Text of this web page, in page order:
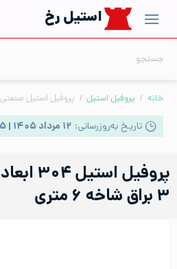
content
استیل رخ
خانه / پروفیل استیل / پروفیل استیل صنعتی
تاریخ به‌روزرسانی: ۱۲ مرداد ۱۴۰۵ | ۱۶:۳۵
۳ براق شاخه ۶ متری